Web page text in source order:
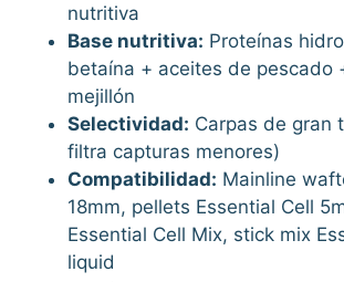
nutritiva
Base nutritiva: Proteínas
betaína + aceites de pescado
mejillón
Selectividad: Carpas de gran
filtra capturas menores)
Compatibilidad: Mainline
18mm, pellets Essential Cell
Essential Cell Mix, stick mix
liquid